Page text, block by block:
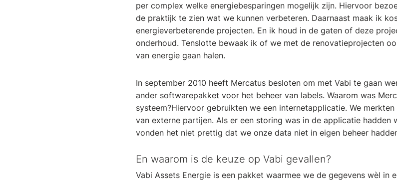
per complex welke energiebesparingen mogelijk zijn. Hiervoor
de praktijk te zien wat we kunnen verbeteren. Daarnaast maak ik
energieverbeterende projecten. En ik houd in de gaten of deze
onderhoud. Tenslotte bewaak ik of we met de renovatieprojecten
van energie gaan halen.
In september 2010 heeft Mercatus besloten om met Vabi te gaan
ander softwarepakket voor het beheer van labels. Waarom was
systeem?Hiervoor gebruikten we een internetapplicatie. We
van externe partijen. Als er een storing was in de applicatie hadden
vonden het niet prettig dat we onze data niet in eigen beheer
En waarom is de keuze op Vabi gevallen?
Vabi Assets Energie is een pakket waarmee we de gegevens wèl in